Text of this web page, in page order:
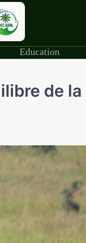
Education
de la